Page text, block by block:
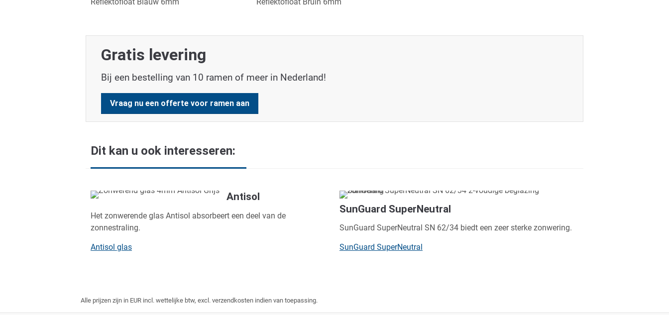
Gratis levering
Bij een bestelling van 10 ramen of meer in Nederland!
Vraag nu een offerte voor ramen aan
Dit kan u ook interesseren:
Antisol
Het zonwerende glas Antisol absorbeert een deel van de
zonnestraling.
Antisol glas
SunGuard SuperNeutral
SunGuard SuperNeutral SN 62/34 biedt een zeer sterke zonwering.
SunGuard SuperNeutral
Alle prijzen zijn in EUR incl. wettelijke btw, excl. verzendkosten indien van toepassing.